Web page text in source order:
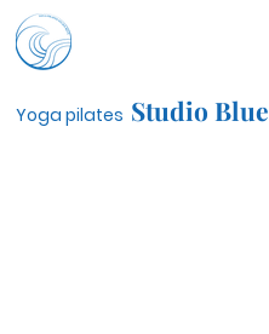
Yoga pilates Studio Blue